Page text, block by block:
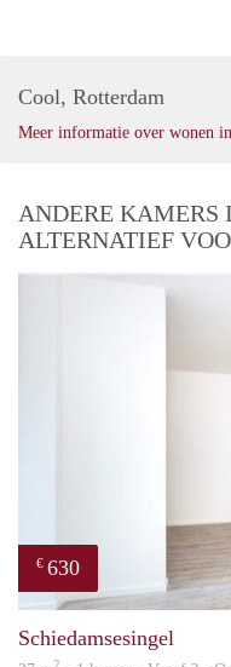
Cool, Rotterdam
Meer informatie over wonen
ANDERE KAMERS
ALTERNATIEF
€ 630
Schiedamsesingel